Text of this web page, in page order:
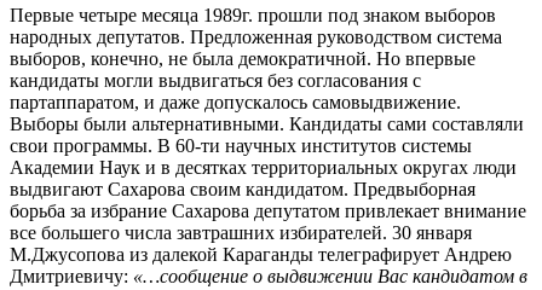
Первые четыре месяца 1989г. прошли под знаком выборов
народных депутатов. Предложенная руководством система
выборов, конечно, не была демократичной. Но впервые
кандидаты могли выдвигаться без согласования с
партаппаратом, и даже допускалось самовыдвижение.
Выборы были альтернативными. Кандидаты сами составляли
свои программы. В 60-ти научных институтов системы
Академии Наук и в десятках территориальных округах люди
выдвигают Сахарова своим кандидатом. Предвыборная
борьба за избрание Сахарова депутатом привлекает внимание
все большего числа завтрашних избирателей. 30 января
М.Джусопова из далекой Караганды телеграфирует Андрею
Дмитриевичу: «…сообщение о выдвижении Вас кандидатом в